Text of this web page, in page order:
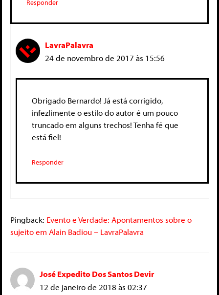
Responder
LavraPalavra
24 de novembro de 2017 às 15:56
Obrigado Bernardo! Já está corrigido,
infezlimente o estilo do autor é um pouco
truncado em alguns trechos! Tenha fé que
está fiel!
Responder
Pingback: Evento e Verdade: Apontamentos sobre o
sujeito em Alain Badiou – LavraPalavra
José Expedito Dos Santos Devir
12 de janeiro de 2018 às 02:37